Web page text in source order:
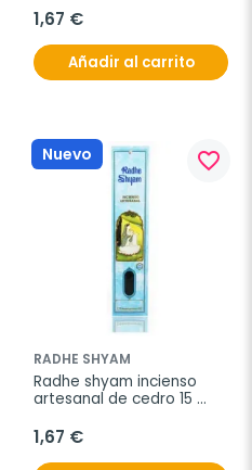
1,67 €
Añadir al carrito
Nuevo favorite_border
RADHE SHYAM
Radhe shyam incienso
artesanal de cedro 15
1,67 €